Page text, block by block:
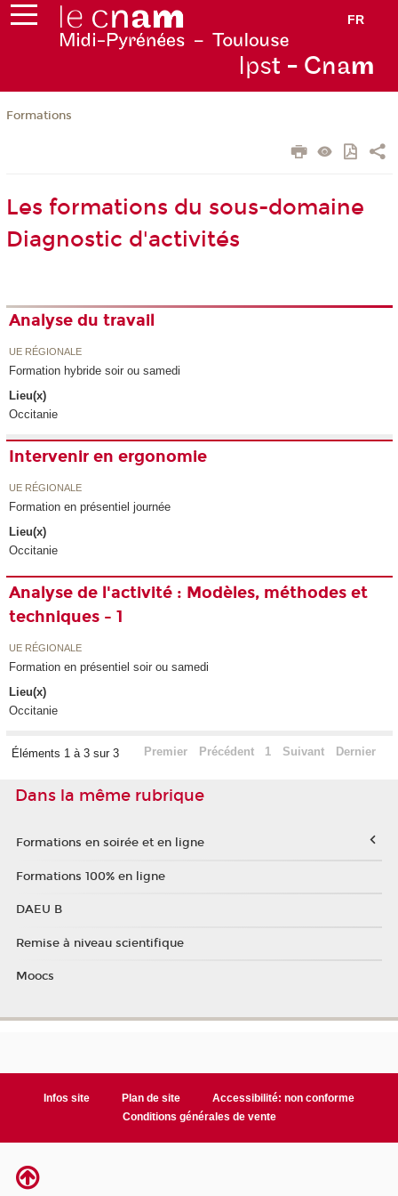
FR
Ipst - Cnam
Formations
Les formations du sous-domaine
Diagnostic d'activités
Analyse du travail
UE RÉGIONALE
Formation hybride soir ou samedi
Lieu(x)
Occitanie
Intervenir en ergonomie
UE RÉGIONALE
Formation en présentiel journée
Lieu(x)
Occitanie
Analyse de l'activité : Modèles, méthodes et
techniques - 1
UE RÉGIONALE
Formation en présentiel soir ou samedi
Lieu(x)
Occitanie
Éléments 1 à 3 sur 3 Premier Précédent 1 Suivant Dernier
Dans la même rubrique
Formations en soirée et en ligne
Formations 100% en ligne
DAEU B
Remise à niveau scientifique
Moocs
Infos site Plan de site
Accessibilité: non conforme
Conditions générales de vente